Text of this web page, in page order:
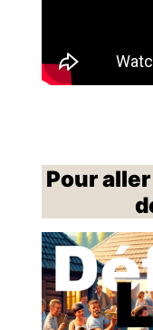
Pour